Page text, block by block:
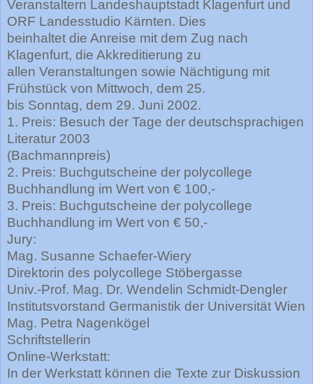
Veranstaltern Landeshauptstadt Klagenfurt und
ORF Landesstudio Kärnten. Dies
beinhaltet die Anreise mit dem Zug nach
Klagenfurt, die Akkreditierung zu
allen Veranstaltungen sowie Nächtigung mit
Frühstück von Mittwoch, dem 25.
bis Sonntag, dem 29. Juni 2002.
1. Preis: Besuch der Tage der deutschsprachigen
Literatur 2003
(Bachmannpreis)
2. Preis: Buchgutscheine der polycollege
Buchhandlung im Wert von € 100,-
3. Preis: Buchgutscheine der polycollege
Buchhandlung im Wert von € 50,-
Jury:
Mag. Susanne Schaefer-Wiery
Direktorin des polycollege Stöbergasse
Univ.-Prof. Mag. Dr. Wendelin Schmidt-Dengler
Institutsvorstand Germanistik der Universität Wien
Mag. Petra Nagenkögel
Schriftstellerin
Online-Werkstatt:
In der Werkstatt können die Texte zur Diskussion